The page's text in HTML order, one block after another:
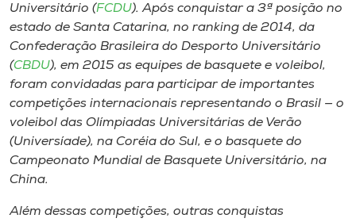
Unoesc
Store
Selecione
Universitário (FCDU). Após conquistar a 3ª posição no
estado de Santa Catarina, no ranking de 2014, da
Confederação Brasileira do Desporto Universitário
(CBDU), em 2015 as equipes de basquete e voleibol,
foram convidadas para participar de importantes
competições internacionais representando o Brasil — o
voleibol das Olímpiadas Universitárias de Verão
(Universíade), na Coréia do Sul, e o basquete do
Campeonato Mundial de Basquete Universitário, na
China.
Além dessas competições, outras conquistas